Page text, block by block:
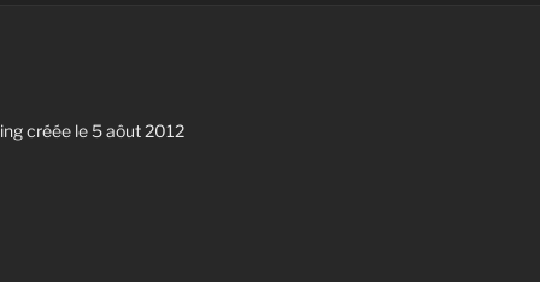
créée le 5 aôut 2012